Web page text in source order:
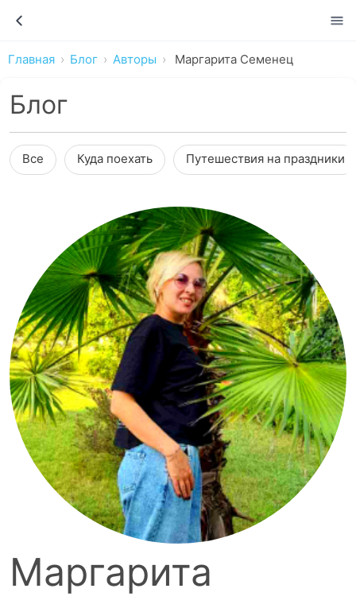
Главная Блог Авторы Маргарита Семенец
Блог
Все Куда поехать Путешествия на праздники
Маргарита